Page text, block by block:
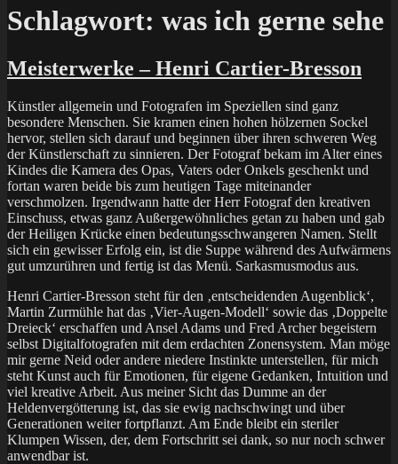
X
Schlagwort: was ich gerne sehe
Meisterwerke – Henri Cartier-Bresson
Künstler allgemein und Fotografen im Speziellen sind ganz
besondere Menschen. Sie kramen einen hohen hölzernen Sockel
hervor, stellen sich darauf und beginnen über ihren schweren Weg
der Künstlerschaft zu sinnieren. Der Fotograf bekam im Alter eines
Kindes die Kamera des Opas, Vaters oder Onkels geschenkt und
fortan waren beide bis zum heutigen Tage miteinander
verschmolzen. Irgendwann hatte der Herr Fotograf den kreativen
Einschuss, etwas ganz Außergewöhnliches getan zu haben und gab
der Heiligen Krücke einen bedeutungsschwangeren Namen. Stellt
sich ein gewisser Erfolg ein, ist die Suppe während des Aufwärmens
gut umzurühren und fertig ist das Menü. Sarkasmusmodus aus.
Henri Cartier-Bresson steht für den ‚entscheidenden Augenblick‘,
Martin Zurmühle hat das ‚Vier-Augen-Modell‘ sowie das ‚Doppelte
Dreieck‘ erschaffen und Ansel Adams und Fred Archer begeistern
selbst Digitalfotografen mit dem erdachten Zonensystem. Man möge
mir gerne Neid oder andere niedere Instinkte unterstellen, für mich
steht Kunst auch für Emotionen, für eigene Gedanken, Intuition und
viel kreative Arbeit. Aus meiner Sicht das Dumme an der
Heldenvergötterung ist, das sie ewig nachschwingt und über
Generationen weiter fortpflanzt. Am Ende bleibt ein steriler
Klumpen Wissen, der, dem Fortschritt sei dank, so nur noch schwer
anwendbar ist.